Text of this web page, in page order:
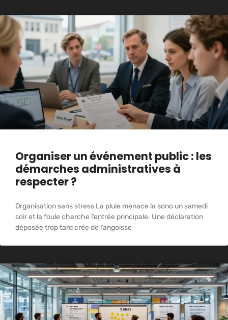
Organiser un événement public : les
démarches administratives à
respecter ?
Organisation sans stress La pluie menace la sono un samedi
soir et la foule cherche l’entrée principale. Une déclaration
déposée trop tard crée de l’angoisse